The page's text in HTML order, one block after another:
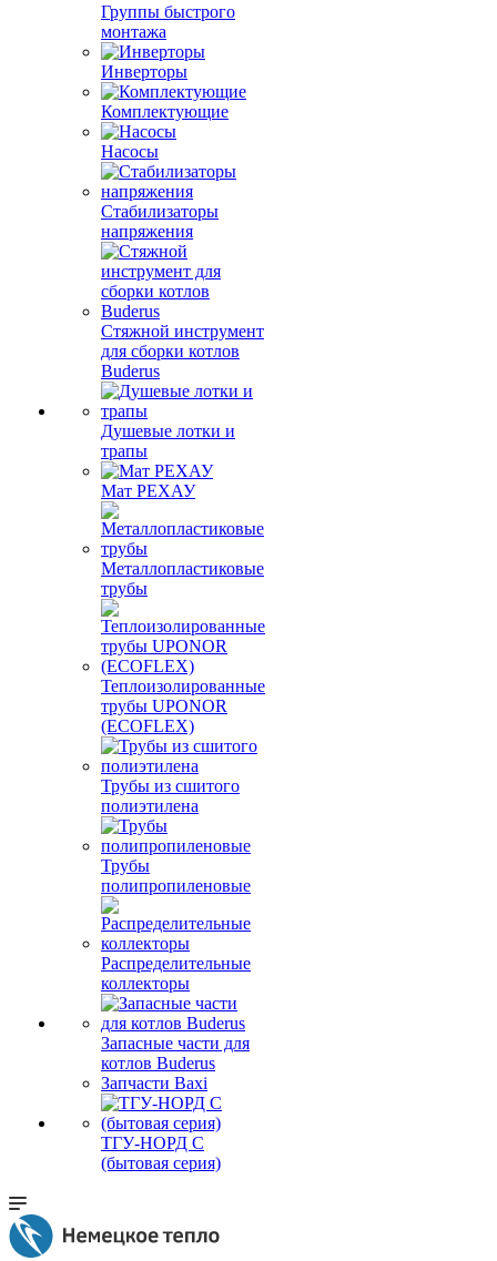
Группы быстрого
монтажа
Инверторы
Комплектующие
Насосы
Стабилизаторы
напряжения
Стяжной инструмент
для сборки котлов
Buderus
Душевые лотки и
трапы
Мат РЕХАУ
Металлопластиковые
трубы
Теплоизолированные
трубы UPONOR
(ECOFLEX)
Трубы из сшитого
полиэтилена
Трубы
полипропиленовые
Распределительные
коллекторы
Запасные части для
котлов Buderus
Запчасти Baxi
ТГУ-НОРД С
(бытовая серия)